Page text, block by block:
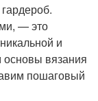
— это
и
основы вязания
пошаговый